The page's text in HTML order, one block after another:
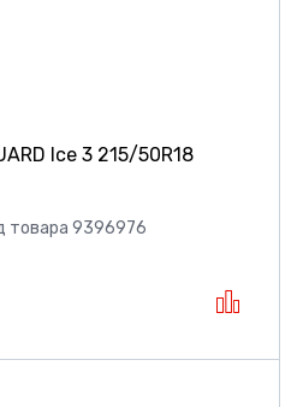
Ice 3 215/50R18
товара 9396976